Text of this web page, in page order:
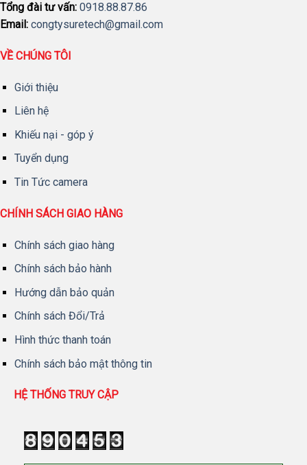
Tổng đài tư vấn: 0918.88.87.86
Email: congtysuretech@gmail.com
VỀ CHÚNG TÔI
Giới thiệu
Liên hệ
Khiếu nại - góp ý
Tuyển dụng
Tin Tức camera
CHÍNH SÁCH GIAO HÀNG
Chính sách giao hàng
Chính sách bảo hành
Hướng dẫn bảo quản
Chính sách Đổi/Trả
Hình thức thanh toán
Chính sách bảo mật thông tin
HỆ THỐNG TRUY CẬP